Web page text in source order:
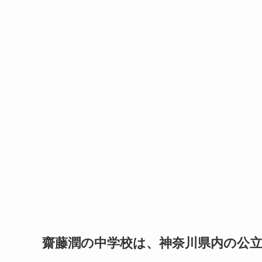
齋藤潤の中学校は、神奈川県内の公